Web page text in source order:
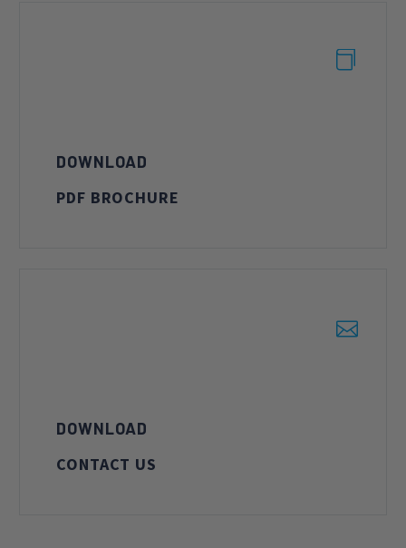


DOWNLOAD
PDF BROCHURE


DOWNLOAD
CONTACT US